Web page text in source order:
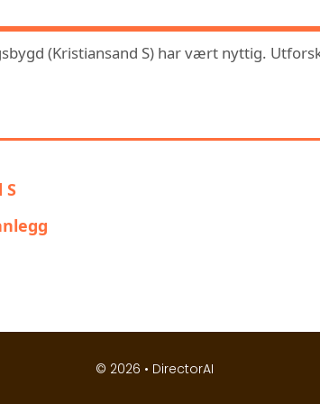
(Kristiansand S) har vært nyttig.
S
© 2026 • DirectorAI